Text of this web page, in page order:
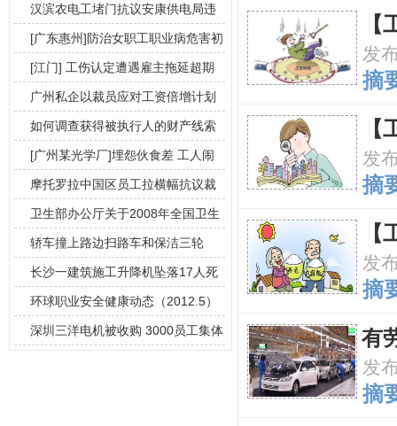
发
摘
发
摘
发
摘
有
发
摘
放宽使用临
汉滨农电工堵门抗议安康供电局违
反劳动法
[广东惠州]防治女职工职业病危害初
探
[江门] 工伤认定遭遇雇主拖延超期
外来
广州私企以裁员应对工资倍增计划
如何调查获得被执行人的财产线索
[广州某光学厂]埋怨伙食差 工人闹
食堂
摩托罗拉中国区员工拉横幅抗议裁
员
卫生部办公厅关于2008年全国卫生
监督工
轿车撞上路边扫路车和保洁三轮
长沙一建筑施工升降机坠落17人死
环球职业安全健康动态（2012.5）
深圳三洋电机被收购 3000员工集体